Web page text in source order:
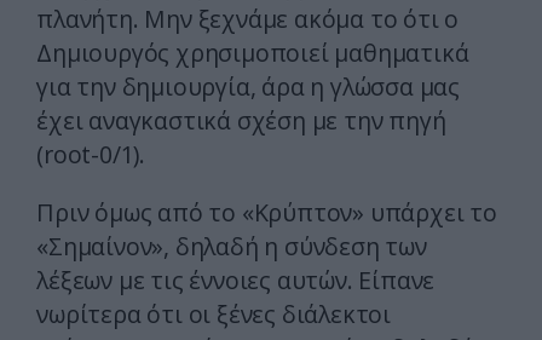
πλανήτη. Μην ξεχνάμε ακόμα το ότι ο
Δημιουργός χρησιμοποιεί μαθηματικά
για την δημιουργία, άρα η γλώσσα μας
έχει αναγκαστικά σχέση με την πηγή
(root-0/1).
Πριν όμως από το «Κρύπτον» υπάρχει το
«Σημαίνον», δηλαδή η σύνδεση των
λέξεων με τις έννοιες αυτών. Είπανε
νωρίτερα ότι οι ξένες διάλεκτοι